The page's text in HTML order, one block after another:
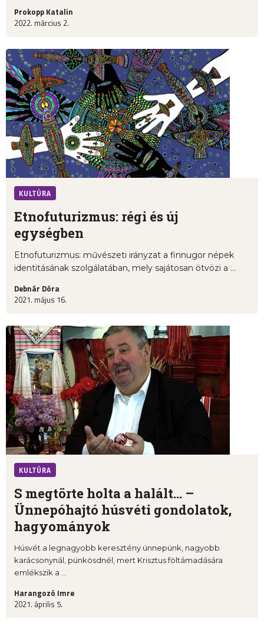
Prokopp Katalin
2022. március 2.
KULTÚRA
Etnofuturizmus: régi és új
egységben
Etnofuturizmus: művészeti irányzat a finnugor népek
identitásának szolgálatában, mely sajátosan ötvözi a ...
Debnár Dóra
2021. május 16.
KULTÚRA
S megtörte holta a halált… –
Ünnepóhajtó húsvéti gondolatok,
hagyományok
Húsvét a legnagyobb keresztény ünnepünk, nagyobb
karácsonynál, pünkösdnél, mert Krisztus föltámadására
emlékszik a ...
Harangozó Imre
2021. április 5.